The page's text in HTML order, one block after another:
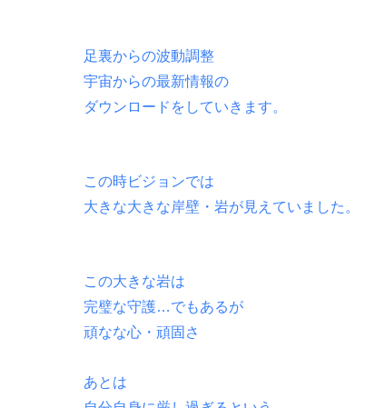
足裏からの波動調整
宇宙からの最新情報の
ダウンロードをしていきます。
この時ビジョンでは
大きな大きな岸壁・岩が見えていました。
この大きな岩は
完璧な守護…でもあるが
頑なな心・頑固さ
あとは